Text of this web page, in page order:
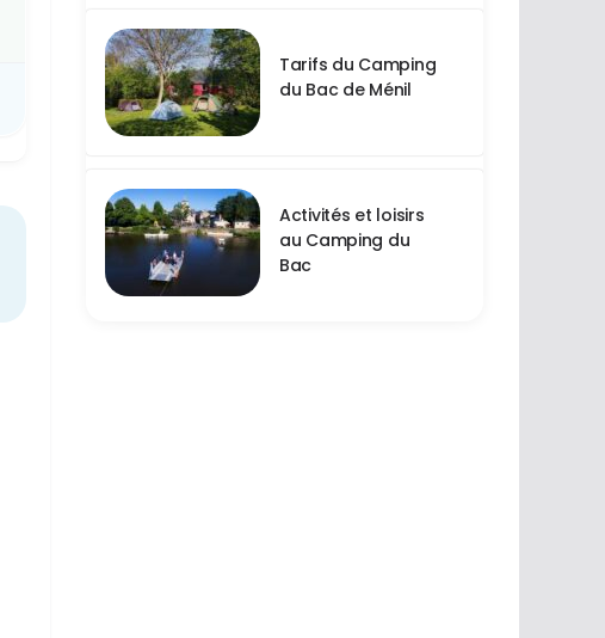
Tarifs du Camping
du Bac de Ménil
Activités et loisirs
au Camping du
Bac